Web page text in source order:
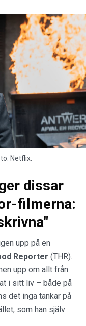
Netflix.
dissar
filmerna:
upp på en
Reporter (THR).
upp om allt från
i sitt liv – både på
det inga tankar på
som han själv